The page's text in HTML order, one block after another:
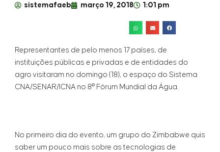
sistemafaeb março 19, 2018 1:01 pm
Representantes de pelo menos 17 países, de
instituições públicas e privadas e de entidades do
agro visitaram no domingo (18), o espaço do Sistema
CNA/SENAR/ICNA no 8º Fórum Mundial da Água.
No primeiro dia do evento, um grupo do Zimbabwe quis
saber um pouco mais sobre as tecnologias de